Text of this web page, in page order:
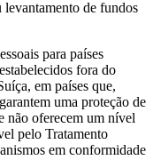
levantamento de fundos
para países
fora do
em países que,
uma proteção de
não oferecem um nível
pelo Tratamento
em conformidade